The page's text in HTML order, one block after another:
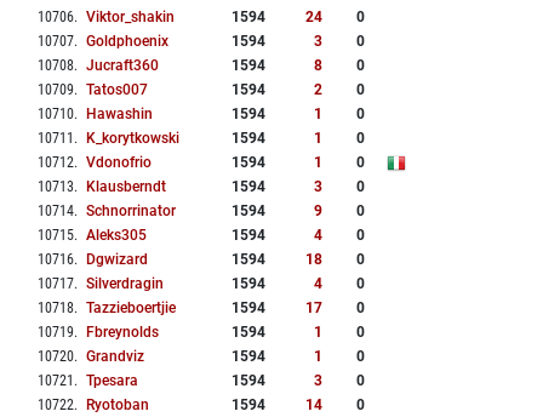
10706. Viktor_shakin 1594 24
0
10707. Goldphoenix 1594 3
0
10708. Jucraft360 1594 8
0
10709. Tatos007 1594 2
0
10710. Hawashin 1594 1
0
10711 . K_korytkowski 1594 1
0
10712. Vdonofrio 1594 1
0
10713. Klausberndt 1594 3
0
10714. Schnorrinator 1594 9
0
10715. Aleks305 1594 4
0
10716. Dgwizard 1594 18
0
10717. Silverdragin 1594 4
0
10718. Tazzieboertjie 1594 17
0
10719. Fbreynolds 1594 1
0
10720. Grandviz 1594 1
0
10721 . Tpesara 1594 3
0
10722. Ryotoban 1594 14
0